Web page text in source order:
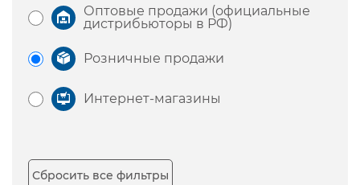
Оптовые продажи (официальные
дистрибьюторы в РФ)
Розничные продажи
Интернет-магазины
Сбросить все фильтры